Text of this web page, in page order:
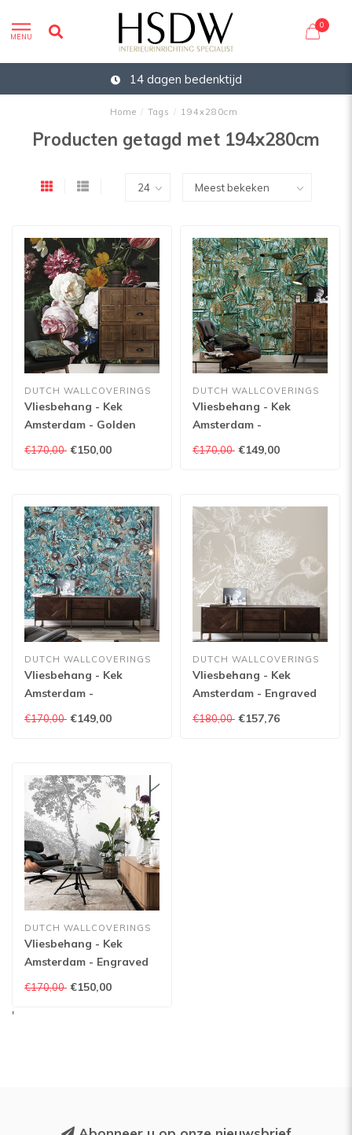
MENU
0
14 dagen bedenktijd
Home / Tags / 194x280cm
Producten getagd met 194x280cm
DUTCH WALLCOVERINGS
Vliesbehang - Kek
Amsterdam - Golden
Age Flowers II - WP-201
€170,00 €150,00
DUTCH WALLCOVERINGS
Vliesbehang - Kek
Amsterdam -
Underwater Jungle -
€170,00 €149,00
DUTCH WALLCOVERINGS
Vliesbehang - Kek
Amsterdam -
Underwater Jungle -
€170,00 €149,00
DUTCH WALLCOVERINGS
Vliesbehang - Kek
Amsterdam - Engraved
Flowers Grey - WP-752 -
€180,00 €157,76
DUTCH WALLCOVERINGS
Vliesbehang - Kek
Amsterdam - Engraved
Landscape I - WP-312 -
€170,00 €150,00
'